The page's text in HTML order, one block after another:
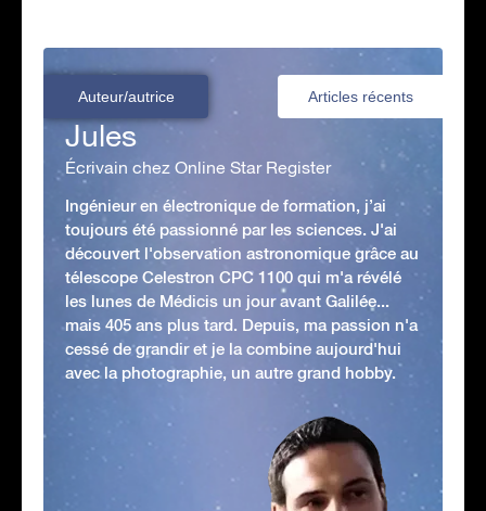
Auteur/autrice Articles récents
Jules
Écrivain chez Online Star Register
Ingénieur en électronique de formation, j’ai
toujours été passionné par les sciences. J'ai
découvert l'observation astronomique grâce au
télescope Celestron CPC 1100 qui m'a révélé
les lunes de Médicis un jour avant Galilée...
mais 405 ans plus tard. Depuis, ma passion n'a
cessé de grandir et je la combine aujourd'hui
avec la photographie, un autre grand hobby.